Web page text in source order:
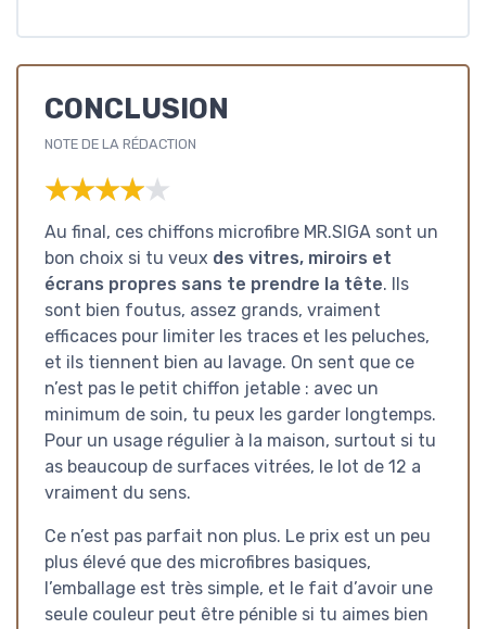
CONCLUSION
NOTE DE LA RÉDACTION
★★★★★
★★★★★
Au final, ces chiffons microfibre MR.SIGA sont un
bon choix si tu veux des vitres, miroirs et
écrans propres sans te prendre la tête. Ils
sont bien foutus, assez grands, vraiment
efficaces pour limiter les traces et les peluches,
et ils tiennent bien au lavage. On sent que ce
n’est pas le petit chiffon jetable : avec un
minimum de soin, tu peux les garder longtemps.
Pour un usage régulier à la maison, surtout si tu
as beaucoup de surfaces vitrées, le lot de 12 a
vraiment du sens.
Ce n’est pas parfait non plus. Le prix est un peu
plus élevé que des microfibres basiques,
l’emballage est très simple, et le fait d’avoir une
seule couleur peut être pénible si tu aimes bien